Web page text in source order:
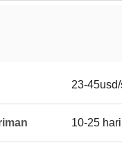
23-
10-25